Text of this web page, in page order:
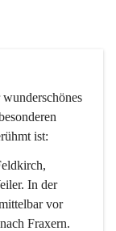
ist:
In der
vor
Fraxern.